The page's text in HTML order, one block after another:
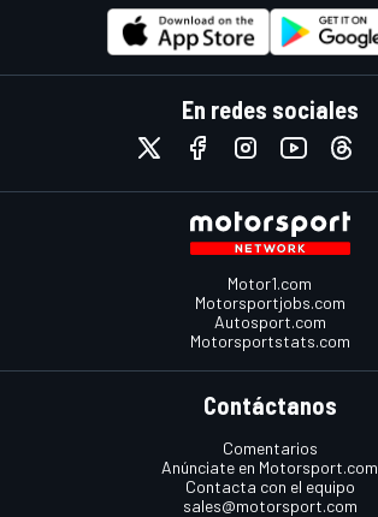
En redes sociales
Motor1.com
Motorsportjobs.com
Autosport.com
Motorsportstats.com
Contáctanos
Comentarios
Anúnciate en Motorsport.com
Contacta con el equipo
sales@motorsport.com